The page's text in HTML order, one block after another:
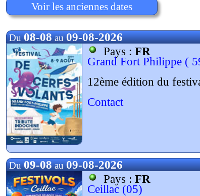
Voir les anciennes dates
Du08-08au09-08-2026
Pays : FR
Grand Fort Philippe (
12ème édition du
Contact
Du09-08au09-08-2026
Pays : FR
Ceillac (05)